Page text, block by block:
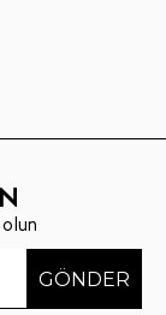
GÖNDER